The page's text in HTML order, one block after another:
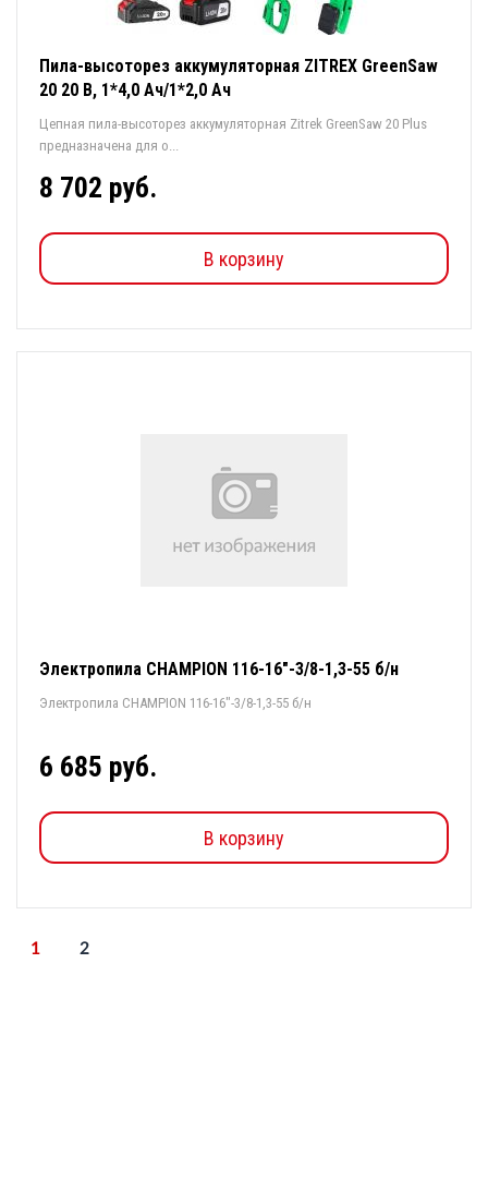
Пила-высоторез аккумуляторная ZITREX GreenSaw
20 20 В, 1*4,0 Ач/1*2,0 Ач
Цепная пила-высоторез аккумуляторная Zitrek GreenSaw 20 Plus
предназначена для о...
8 702 руб.
В корзину
Электропила CHAMPION 116-16"-3/8-1,3-55 б/н
Электропила CHAMPION 116-16"-3/8-1,3-55 б/н
6 685 руб.
В корзину
1 2